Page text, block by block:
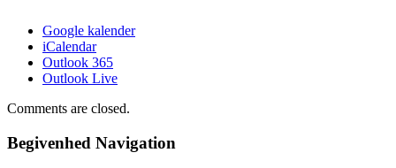
Google kalender
iCalendar
Outlook 365
Outlook Live
Comments are closed.
Begivenhed Navigation